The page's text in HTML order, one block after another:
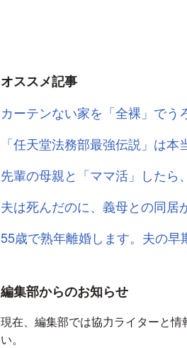
オススメ記事
カーテンない家を「全裸」でう
「任天堂法務部最強伝説」は
先輩の母親と「ママ活」した
夫は死んだのに、義母との同
55歳で熟年離婚します。夫の早
編集部からのお知らせ
現在、編集部では協力ライターと
い。